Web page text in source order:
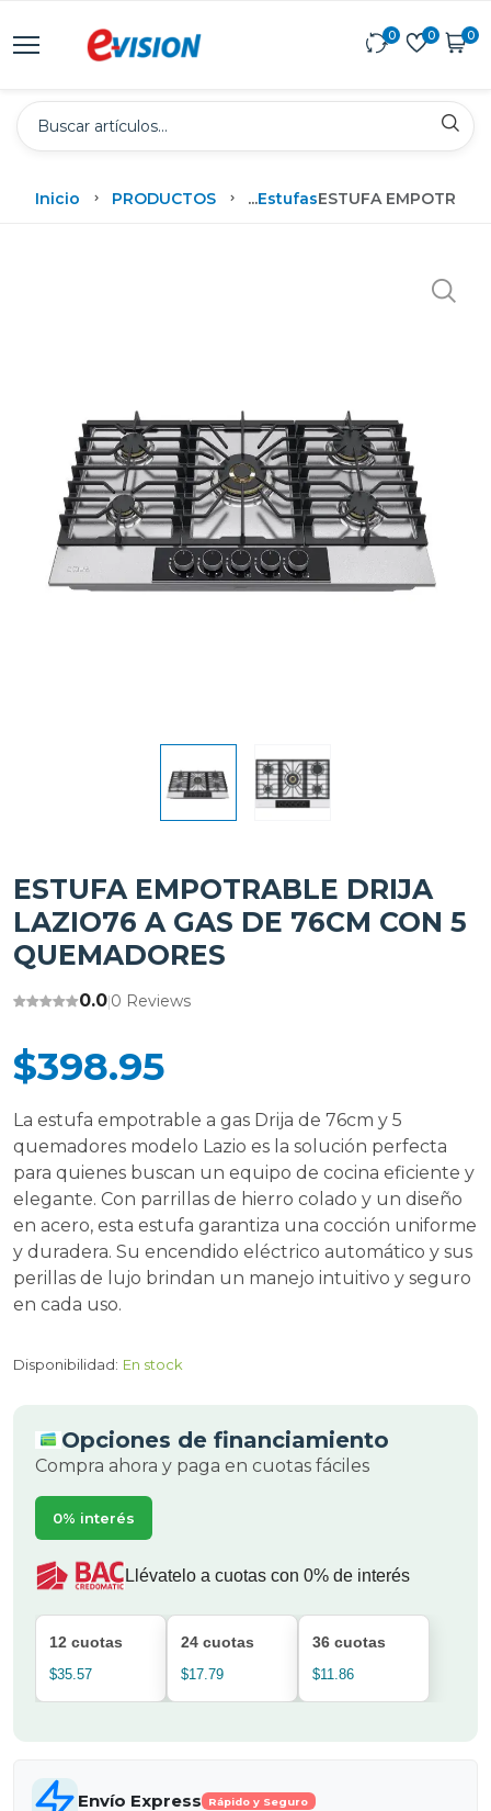
0 0 0
Inicio PRODUCTOS ...EstufasESTUFA
ESTUFA EMPOTRABLE DRIJA
LAZIO76 A GAS DE 76CM CON 5
QUEMADORES
0.0|0 Reviews
$398.95
La estufa empotrable a gas Drija de 76cm y 5
quemadores modelo Lazio es la solución perfecta
para quienes buscan un equipo de cocina eficiente y
elegante. Con parrillas de hierro colado y un diseño
en acero, esta estufa garantiza una cocción uniforme
y duradera. Su encendido eléctrico automático y sus
perillas de lujo brindan un manejo intuitivo y seguro
en cada uso.
Disponibilidad: En stock
Opciones de financiamiento
Compra ahora y paga en cuotas fáciles
0% interés
Llévatelo a cuotas con 0% de interés
12 cuotas
$35.57
24 cuotas
$17.79
36 cuotas
$11.86
Envío Express Rápido y Seguro